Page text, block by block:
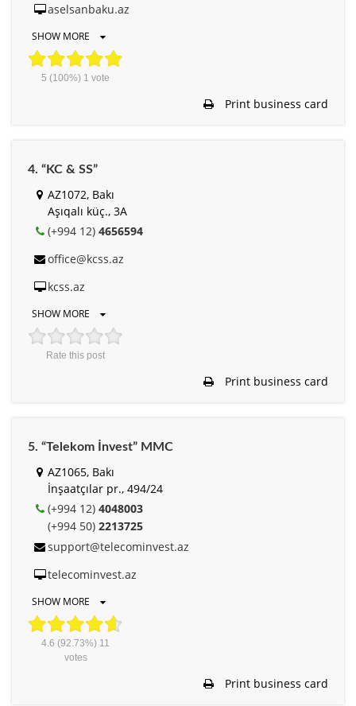
aselsanbaku.az
SHOW MORE
5 (100%) 1 vote
Print business card
4. “KC & SS”
AZ1072, Bakı
Aşıqalı küç., 3A
(+994 12) 4656594
office@kcss.az
kcss.az
SHOW MORE
Rate this post
Print business card
5. “Telekom İnvest” MMC
AZ1065, Bakı
İnşaatçılar pr., 494/24
(+994 12) 4048003
(+994 50) 2213725
support@telecominvest.az
telecominvest.az
SHOW MORE
4.6 (92.73%) 11
votes
Print business card